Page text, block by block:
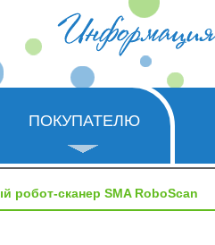
ПОКУПАТЕЛЮ
робот-сканер SMA RoboScan